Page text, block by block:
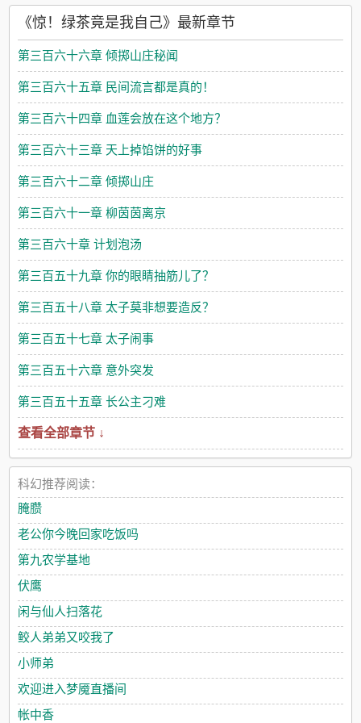
《惊！绿茶竟是我自己》最新章节
第三百六十六章 倾掷山庄秘闻
第三百六十五章 民间流言都是真的！
第三百六十四章 血莲会放在这个地方？
第三百六十三章 天上掉馅饼的好事
第三百六十二章 倾掷山庄
第三百六十一章 柳茵茵离京
第三百六十章 计划泡汤
第三百五十九章 你的眼睛抽筋儿了？
第三百五十八章 太子莫非想要造反？
第三百五十七章 太子闹事
第三百五十六章 意外突发
第三百五十五章 长公主刁难
查看全部章节 ↓
科幻推荐阅读：
腌臜
老公你今晚回家吃饭吗
第九农学基地
伏鹰
闲与仙人扫落花
鲛人弟弟又咬我了
小师弟
欢迎进入梦魇直播间
帐中香